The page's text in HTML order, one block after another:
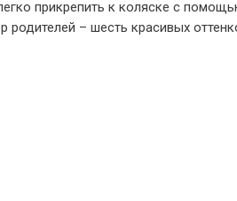
прикрепить к коляске с
родителей – шесть красивых